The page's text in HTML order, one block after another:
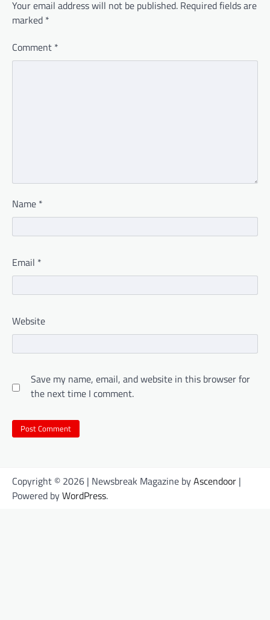
Your email address will not be published. Required fields are
marked *
Comment *
Name *
Email *
Website
Save my name, email, and website in this browser for
the next time I comment.
Copyright © 2026 | Newsbreak Magazine byAscendoor |
Powered byWordPress.